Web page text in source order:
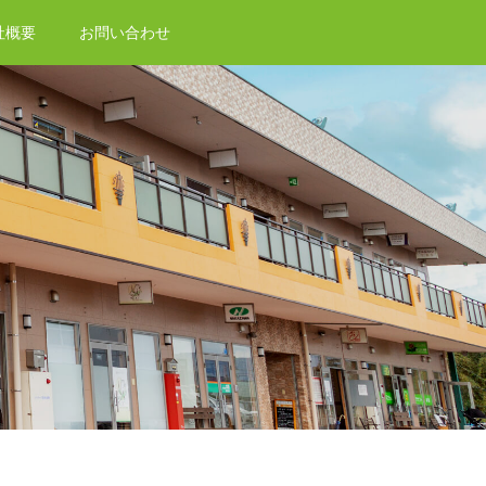
概要 お問い合わせ